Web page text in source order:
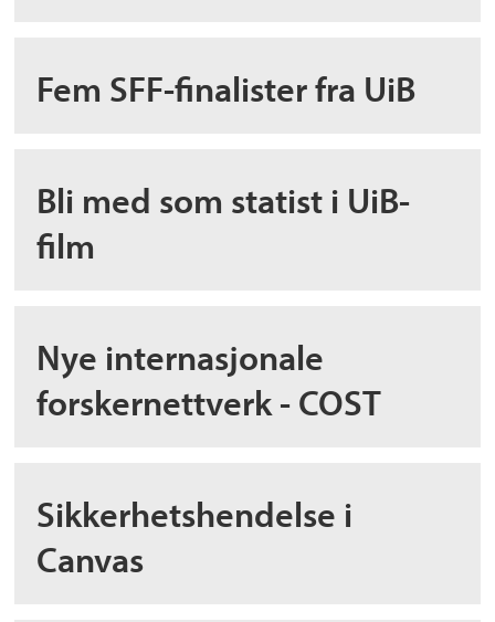
Fem SFF-finalister fra UiB
Bli med som statist i UiB-
film
Nye internasjonale
forskernettverk - COST
Sikkerhetshendelse i
Canvas